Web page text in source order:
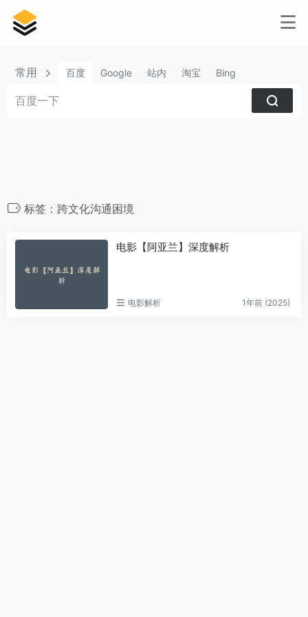
常用 百度 Google 站内 淘宝 Bing
标签：跨文化沟通困境‌
电影【阿亚兰】深度解析
电影解析 1年前 (2025)